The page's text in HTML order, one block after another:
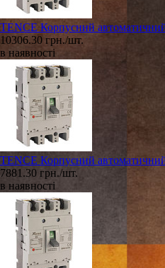
TENCE Корпусний
10306.30 грн./шт.
в наявності
TENCE Корпусний
7881.30 грн./шт.
в наявності